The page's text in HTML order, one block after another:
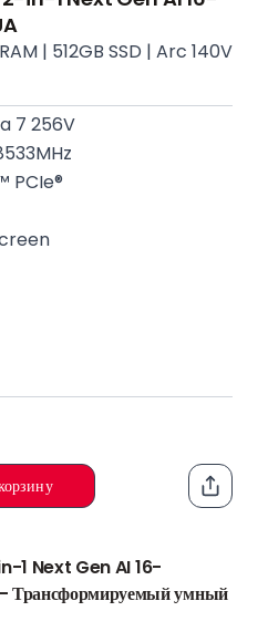
| 512GB SSD | Arc 140V
7 256V
PCIe®
1 Next Gen AI 16-
умный